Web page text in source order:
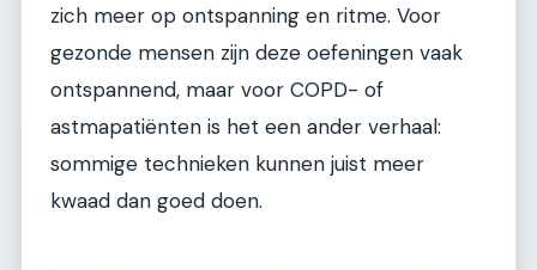
zich meer op ontspanning en ritme. Voor
gezonde mensen zijn deze oefeningen vaak
ontspannend, maar voor COPD- of
astmapatiënten is het een ander verhaal:
sommige technieken kunnen juist meer
kwaad dan goed doen.